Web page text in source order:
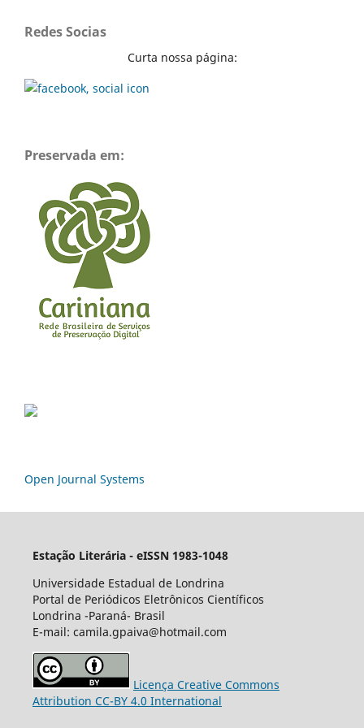
Redes Socias
Curta nossa página:
Preservada em:
Open Journal Systems
Estação Literária - eISSN 1983-1048
Universidade Estadual de Londrina
Portal de Periódicos Eletrônicos Científicos
Londrina -Paraná- Brasil
E-mail: camila.gpaiva@hotmail.com
Licença Creative Commons
Attribution CC-BY 4.0 International